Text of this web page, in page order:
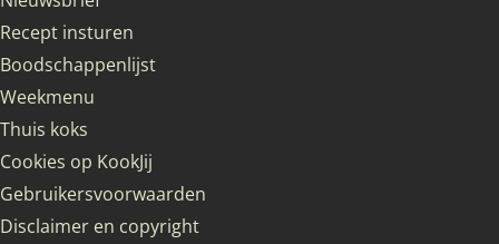
Recept insturen
Boodschappenlijst
Weekmenu
Thuis koks
Cookies op KookJij
Gebruikersvoorwaarden
Disclaimer en copyright